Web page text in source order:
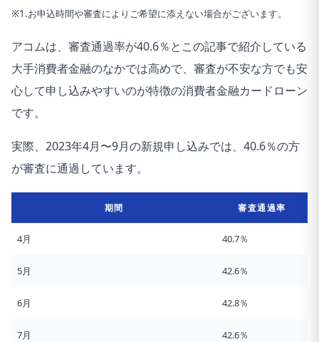
※1.お申込時間や審査によりご希望に添えない場合がございます。
アコムは、審査通過率が40.6％とこの記事で紹介している
大手消費者金融のなかでは高めで、審査が不安な方でも安
心して申し込みやすいのが特徴の消費者金融カードローン
です。
実際、2023年4月〜9月の新規申し込みでは、40.6％の方
が審査に通過しています。
期間 審査通過率
4月 40.7％
5月 42.6％
6月 42.8％
7月 42.6％